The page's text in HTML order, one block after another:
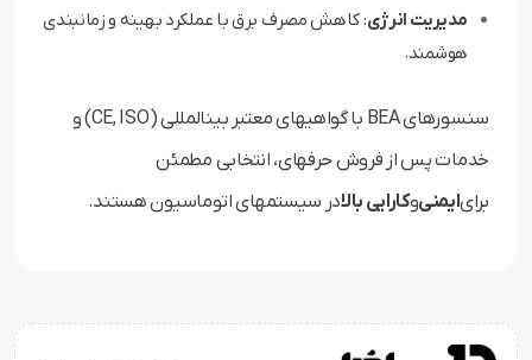
مدیریت انرژی: کاهش مصرف برق با عملکرد بهینه و زمانبندی
هوشمند.
سنسورهای BEA با گواهیهای معتبر بینالمللی (CE, ISO) و
خدمات پس از فروش حرفهای، انتخابی مطمئن
برایایمنیوکارایی بالادر سیستمهای اتوماسیون هستند.